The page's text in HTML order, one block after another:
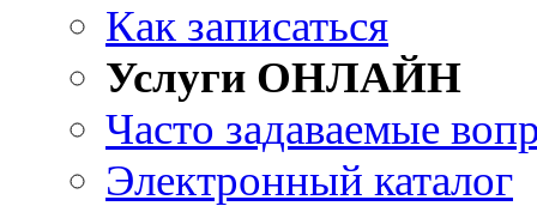
Как записаться
Услуги ОНЛАЙН
Часто задаваемые
Электронный каталог